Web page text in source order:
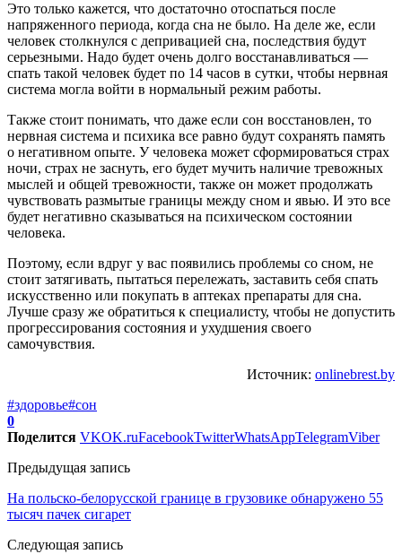
Это только кажется, что достаточно отоспаться после
напряженного периода, когда сна не было. На деле же, если
человек столкнулся с депривацией сна, последствия будут
серьезными. Надо будет очень долго восстанавливаться —
спать такой человек будет по 14 часов в сутки, чтобы нервная
система могла войти в нормальный режим работы.
Также стоит понимать, что даже если сон восстановлен, то
нервная система и психика все равно будут сохранять память
о негативном опыте. У человека может сформироваться страх
ночи, страх не заснуть, его будет мучить наличие тревожных
мыслей и общей тревожности, также он может продолжать
чувствовать размытые границы между сном и явью. И это все
будет негативно сказываться на психическом состоянии
человека.
Поэтому, если вдруг у вас появились проблемы со сном, не
стоит затягивать, пытаться перележать, заставить себя спать
искусственно или покупать в аптеках препараты для сна.
Лучше сразу же обратиться к специалисту, чтобы не допустить
прогрессирования состояния и ухудшения своего
самочувствия.
Источник: onlinebrest.by
#здоровье#сон
0
Поделится VKOK.ruFacebookTwitterWhatsAppTelegramViber
Предыдущая запись
На польско-белорусской границе в грузовике обнаружено 55
тысяч пачек сигарет
Следующая запись